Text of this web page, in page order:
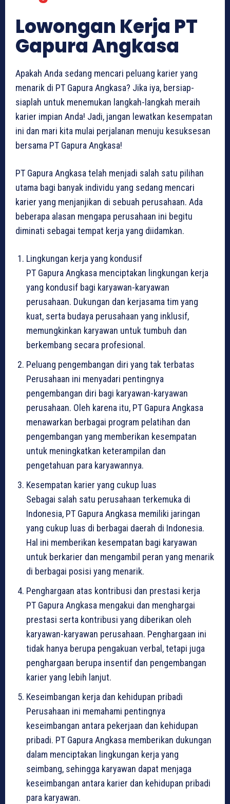
Lowongan Kerja PT
Gapura Angkasa
Apakah Anda sedang mencari peluang karier yang
menarik di PT Gapura Angkasa? Jika iya, bersiap-
siaplah untuk menemukan langkah-langkah meraih
karier impian Anda! Jadi, jangan lewatkan kesempatan
ini dan mari kita mulai perjalanan menuju kesuksesan
bersama PT Gapura Angkasa!
PT Gapura Angkasa telah menjadi salah satu pilihan
utama bagi banyak individu yang sedang mencari
karier yang menjanjikan di sebuah perusahaan. Ada
beberapa alasan mengapa perusahaan ini begitu
diminati sebagai tempat kerja yang diidamkan.
Lingkungan kerja yang kondusif
PT Gapura Angkasa menciptakan lingkungan kerja
yang kondusif bagi karyawan-karyawan
perusahaan. Dukungan dan kerjasama tim yang
kuat, serta budaya perusahaan yang inklusif,
memungkinkan karyawan untuk tumbuh dan
berkembang secara profesional.
Peluang pengembangan diri yang tak terbatas
Perusahaan ini menyadari pentingnya
pengembangan diri bagi karyawan-karyawan
perusahaan. Oleh karena itu, PT Gapura Angkasa
menawarkan berbagai program pelatihan dan
pengembangan yang memberikan kesempatan
untuk meningkatkan keterampilan dan
pengetahuan para karyawannya.
Kesempatan karier yang cukup luas
Sebagai salah satu perusahaan terkemuka di
Indonesia, PT Gapura Angkasa memiliki jaringan
yang cukup luas di berbagai daerah di Indonesia.
Hal ini memberikan kesempatan bagi karyawan
untuk berkarier dan mengambil peran yang menarik
di berbagai posisi yang menarik.
Penghargaan atas kontribusi dan prestasi kerja
PT Gapura Angkasa mengakui dan menghargai
prestasi serta kontribusi yang diberikan oleh
karyawan-karyawan perusahaan. Penghargaan ini
tidak hanya berupa pengakuan verbal, tetapi juga
penghargaan berupa insentif dan pengembangan
karier yang lebih lanjut.
Keseimbangan kerja dan kehidupan pribadi
Perusahaan ini memahami pentingnya
keseimbangan antara pekerjaan dan kehidupan
pribadi. PT Gapura Angkasa memberikan dukungan
dalam menciptakan lingkungan kerja yang
seimbang, sehingga karyawan dapat menjaga
keseimbangan antara karier dan kehidupan pribadi
para karyawan.